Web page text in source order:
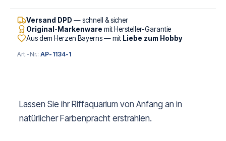
Versand DPD — schnell & sicher
Original-Markenware mit Hersteller-Garantie
Aus dem Herzen Bayerns — mit Liebe zum Hobby
Art.-Nr.:AP-1134-1
Lassen Sie ihr Riffaquarium von Anfang an in
natürlicher Farbenpracht erstrahlen.